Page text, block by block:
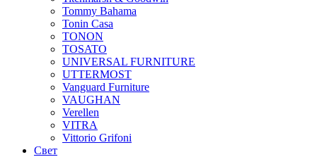
Tommy Bahama
Tonin Casa
TONON
TOSATO
UNIVERSAL FURNITURE
UTTERMOST
Vanguard Furniture
VAUGHAN
Verellen
VITRA
Vittorio Grifoni
Свет